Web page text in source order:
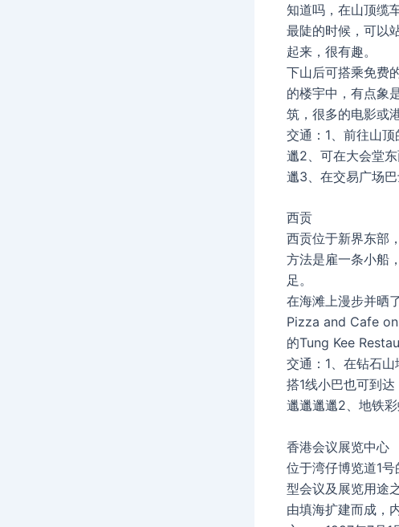
知道吗，在山顶缆
最陡的时候，可以
起来，很有趣。
下山后可搭乘免费
的楼宇中，有点象
筑，很多的电影或
交通：1、前往山
邋2、可在大会堂东
邋3、在交易广场巴
西贡
西贡位于新界东部
方法是雇一条小船
足。
在海滩上漫步并晒
Pizza and Cafe
的Tung Kee
交通：1、在钻石
搭1线小巴也可到达
邋邋邋邋2、地铁
香港会议展览中心
位于湾仔博览道1
型会议及展览用途
由填海扩建而成，